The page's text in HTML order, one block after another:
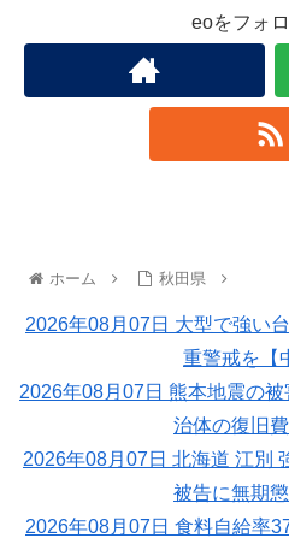
eoをフォ
ホーム 秋田県
2026年08月07日 大型で強い
重警戒を【
2026年08月07日 熊本地震の
治体の復旧
2026年08月07日 北海道 江別
被告に無期
2026年08月07日 食料自給率